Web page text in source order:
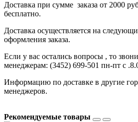
Доставка при сумме заказа от 2000
бесплатно.
Доставка осуществляется на
оформления заказа.
Если у вас остались вопросы , то
менеджерам: (3452) 699-501 пн-пт с
Информацию по доставке в другие
менеджеров.
Рекомендуемые товары